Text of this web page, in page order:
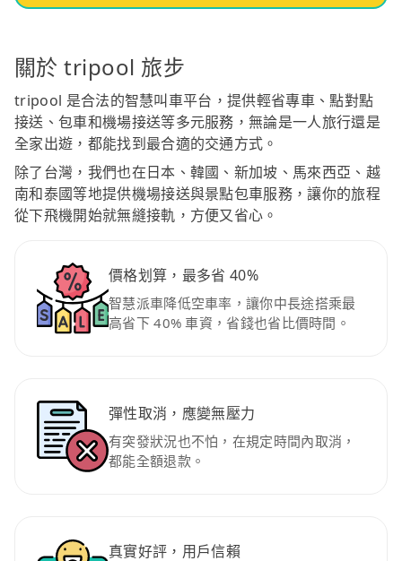
關於 tripool 旅步
tripool 是合法的智慧叫車平台，提供輕省專車、點對點
接送、包車和機場接送等多元服務，無論是一人旅行還是
全家出遊，都能找到最合適的交通方式。
除了台灣，我們也在日本、韓國、新加坡、馬來西亞、越
南和泰國等地提供機場接送與景點包車服務，讓你的旅程
從下飛機開始就無縫接軌，方便又省心。
價格划算，最多省 40%
智慧派車降低空車率，讓你中長途搭乘最
高省下 40% 車資，省錢也省比價時間。
彈性取消，應變無壓力
有突發狀況也不怕，在規定時間內取消，
都能全額退款。
真實好評，用戶信賴